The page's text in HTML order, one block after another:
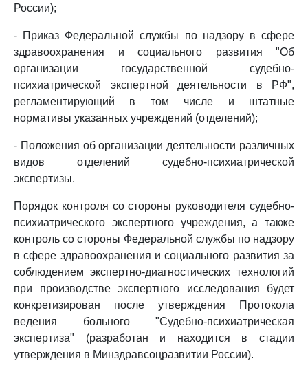
России);
- Приказ Федеральной службы по надзору в сфере
здравоохранения и социального развития "Об
организации государственной судебно-
психиатрической экспертной деятельности в РФ",
регламентирующий в том числе и штатные
нормативы указанных учреждений (отделений);
- Положения об организации деятельности различных
видов отделений судебно-психиатрической
экспертизы.
Порядок контроля со стороны руководителя судебно-
психиатрического экспертного учреждения, а также
контроль со стороны Федеральной службы по надзору
в сфере здравоохранения и социального развития за
соблюдением экспертно-диагностических технологий
при производстве экспертного исследования будет
конкретизирован после утверждения Протокола
ведения больного "Судебно-психиатрическая
экспертиза" (разработан и находится в стадии
утверждения в Минздравсоцразвитии России).